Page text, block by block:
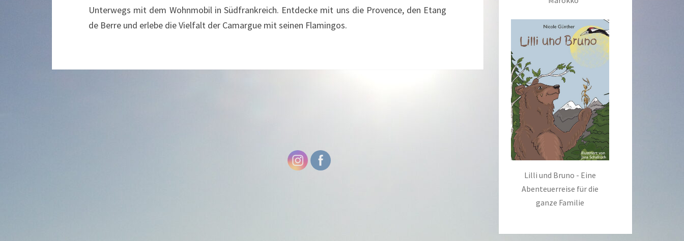
Unterwegs mit dem Wohnmobil in Südfrankreich. Entdecke mit uns die Provence, den Etang
de Berre und erlebe die Vielfalt der Camargue mit seinen Flamingos.
Lilli und Bruno - Eine
Abenteuerreise für die
ganze Familie